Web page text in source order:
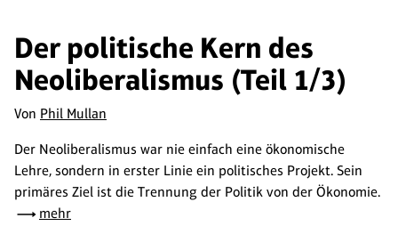
Der politische Kern des
Neoliberalismus (Teil 1/3)
Von Phil Mullan
Der Neoliberalismus war nie einfach eine ökonomische
Lehre, sondern in erster Linie ein politisches Projekt. Sein
primäres Ziel ist die Trennung der Politik von der Ökonomie.
mehr